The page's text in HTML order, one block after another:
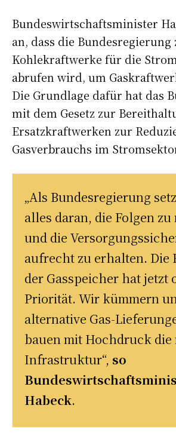
Bundeswirtschaftsminister
an, dass die Bundesregierung
Kohlekraftwerke für die
abrufen wird, um
Die Grundlage dafür hat das
mit dem Gesetz zur
Ersatzkraftwerken zur
Gasverbrauchs im
„Als Bundesregierung
alles daran, die Folgen
und die
aufrecht zu erhalten. Die
der Gasspeicher hat jetzt
Priorität. Wir kümmern
alternative Gas-
bauen mit Hochdruck die
Infrastruktur“, so
Habeck.